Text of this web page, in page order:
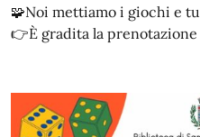
🧩Noi mettiamo i giochi e
👉È gradita la prenotazione